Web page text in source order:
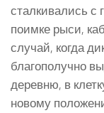
сталкивались с
поимке рыси,
случай, когда
благополучно
деревню, в
новому